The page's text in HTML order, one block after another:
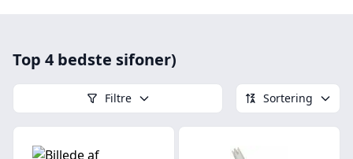
Top 4 bedste sifoner)
Filtre Sortering